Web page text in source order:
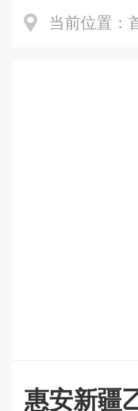
当前位置：
惠安新疆